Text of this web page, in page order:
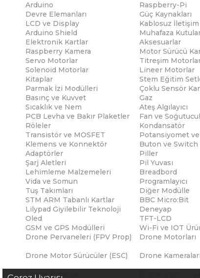
Arduino Raspberry-Pi
Devre Elemanları
Güç Kaynakları
LCD ve Display
Kablosuz İletişim
Arduino Shield
Muhafaza
Elektronik Kartlar
Aksesuarlar
Raspberry Kamera
Motor Sürücü
Servo Motorlar
Titreşim
Solenoid Motorlar
Lineer Motorlar
Kitaplar
Stem Eğitim
Parmak İzi Modülleri
Çoklu Sensör
Basınç ve Kuvvet
Gaz
Sıcaklık ve Nem
Ateş Algılayıcı
PCB Levha ve Bakır Plaketler
Fan ve
Röleler
Kondansatör
Transistör ve MOSFET
Potansiyomet
Klemens ve Konnektör
Buton ve Switch
Adaptörler
Piller
Şarj Aletleri
Pil Yuvası
Lehimleme Malzemeleri
Breadbord
Vida ve Somun
Programlayıcı
Tuş Takımları
Diğer Modülle
STM ARM Tabanlı Kartlar
BBC Micro:Bit
Lilypad Giyilebilir Teknoloji
Deneyap
Oled
TFT-LCD
GSM ve GPS Modülleri
Wi-Fi ve IOT
Drone Pervaneleri (FPV Prop)
Drone Motorları
Drone Motor Sürücüler (ESC) Drone Kameraları
Drone Antenleri
Drone Lipo Pil